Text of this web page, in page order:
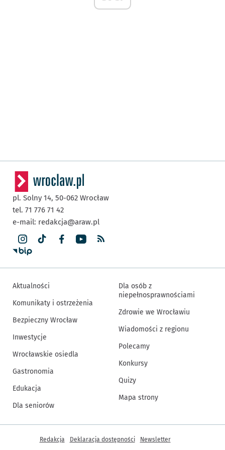
pl. Solny 14, 50-062 Wrocław
tel. 71 776 71 42
e-mail: redakcja@araw.pl
Aktualności
Komunikaty i ostrzeżenia
Bezpieczny Wrocław
Inwestycje
Wrocławskie osiedla
Gastronomia
Edukacja
Dla seniorów
Dla osób z
niepełnosprawnościami
Zdrowie we Wrocławiu
Wiadomości z regionu
Polecamy
Konkursy
Quizy
Mapa strony
Inne informacje
Redakcja Deklaracja dostępności Newsletter